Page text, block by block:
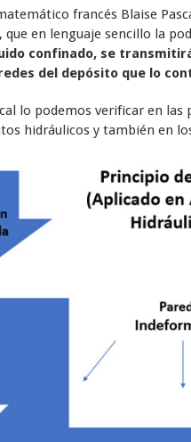
francés Blaise
que en lenguaje sencillo la
confinado, se
del depósito que lo
lo podemos verificar en las
hidráulicos y también en